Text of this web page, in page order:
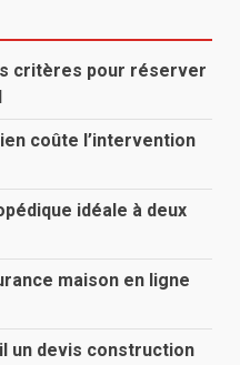
critères pour réserver
coûte l’intervention
idéale à deux
maison en ligne
un devis construction